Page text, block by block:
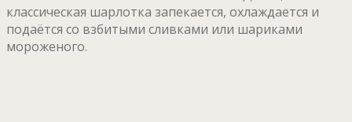
классическая шарлотка запекается, охлаждается и
подаётся со взбитыми сливками или шариками
мороженого.